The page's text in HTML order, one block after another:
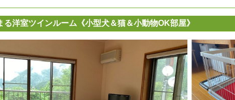
る洋室ツインルーム《小型犬＆猫＆小動物OK部屋》